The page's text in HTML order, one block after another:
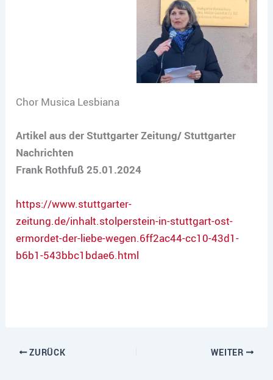
Chor Musica Lesbiana
Artikel aus der Stuttgarter Zeitung/ Stuttgarter
Nachrichten
Frank Rothfuß 25.01.2024
https://www.stuttgarter-
zeitung.de/inhalt.stolperstein-in-stuttgart-ost-
ermordet-der-liebe-wegen.6ff2ac44-cc10-43d1-
b6b1-543bbc1bdae6.html
ZURÜCK WEITER